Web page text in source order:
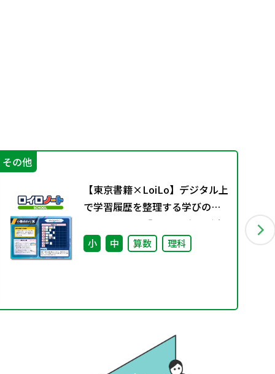
その他
【東京書籍×LoiLo】デジタル上
で学習履歴を整理する学びのポ
ートフォリオ「ロイログ」で活
用できる教科書準拠コンテンツ
小 中 算数 理科